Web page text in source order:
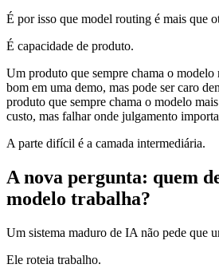
É por isso que model routing é mais que
É capacidade de produto.
Um produto que sempre chama o modelo
bom em uma demo, mas pode ser caro
produto que sempre chama o modelo
custo, mas falhar onde julgamento
A parte difícil é a camada intermediária.
A nova pergunta: quem
modelo trabalha?
Um sistema maduro de IA não pede que
Ele roteia trabalho.